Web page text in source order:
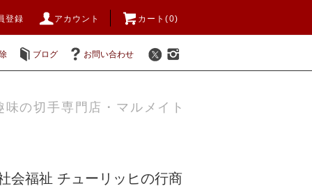
登録 アカウント カート(0)
ブログ お問い合わせ
味の切手専門店・マルメイト
会福祉 チューリッヒの行商